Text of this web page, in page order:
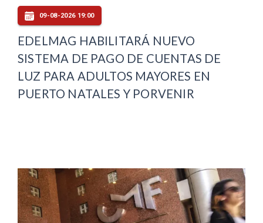
09-08-2026 19:00
EDELMAG HABILITARÁ NUEVO
SISTEMA DE PAGO DE CUENTAS DE
LUZ PARA ADULTOS MAYORES EN
PUERTO NATALES Y PORVENIR